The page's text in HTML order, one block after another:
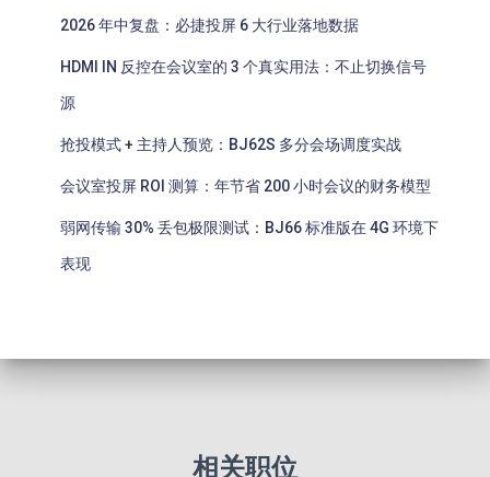
2026 年中复盘：必捷投屏 6 大行业落地数据
HDMI IN 反控在会议室的 3 个真实用法：不止切换信号
源
抢投模式 + 主持人预览：BJ62S 多分会场调度实战
会议室投屏 ROI 测算：年节省 200 小时会议的财务模型
弱网传输 30% 丢包极限测试：BJ66 标准版在 4G 环境下
表现
相关职位